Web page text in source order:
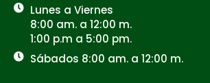
Lunes a Viernes
8:00 am. a 12:00 m.
1:00 p.m a 5:00 pm.
Sábados 8:00 am. a 12:00 m.